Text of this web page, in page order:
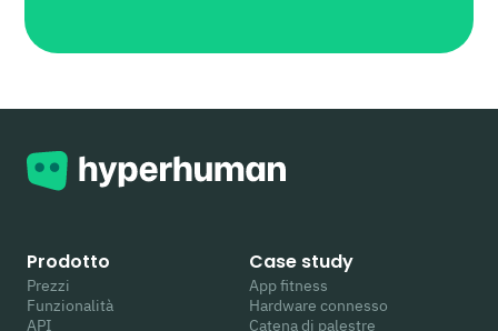
Prodotto
Prezzi
Funzionalità
API
Case study
App fitness
Hardware connesso
Catena di palestre